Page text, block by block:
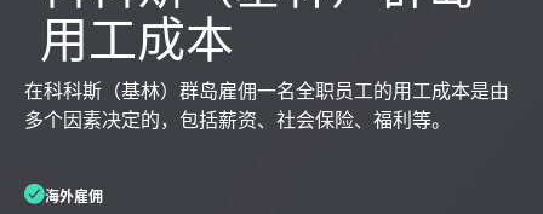
用工成本
在科科斯（基林）群岛雇佣一名全职员工的用工成本是由
多个因素决定的，包括薪资、社会保险、福利等。
海外雇佣